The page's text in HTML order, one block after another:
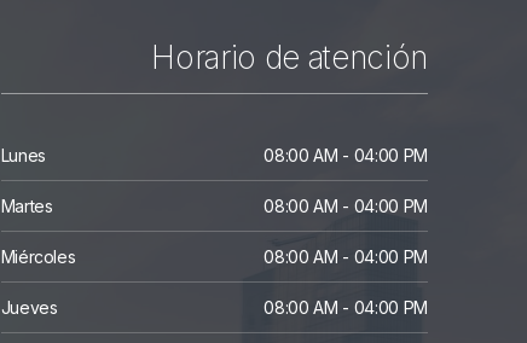
Horario de atención
Lunes 08:00 AM - 04:00 PM
Martes 08:00 AM - 04:00 PM
Miércoles 08:00 AM - 04:00 PM
Jueves 08:00 AM - 04:00 PM